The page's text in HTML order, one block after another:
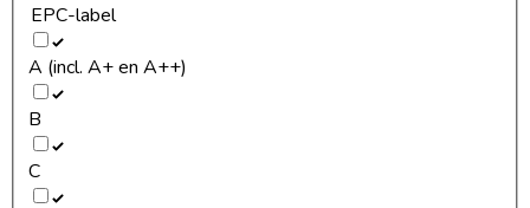
EPC-label
A (incl. A+ en A++)
B
C